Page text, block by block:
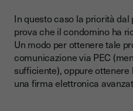
In questo caso la priorità
prova che il condomino ha
Un modo per ottenere tale
comunicazione via PEC
sufficiente), oppure
una firma elettronica